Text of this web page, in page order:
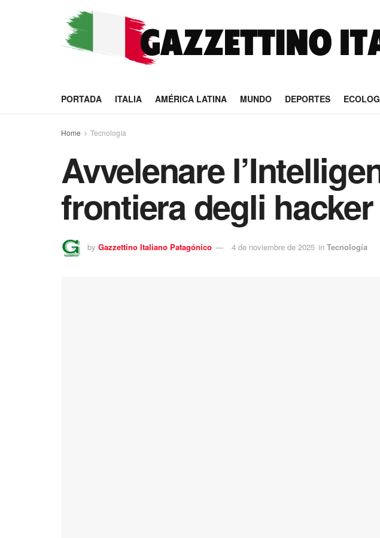
PORTADA ITALIA AMÉRICA LATINA MUNDO DEPORTES
Home Tecnología
Avvelenare
frontiera degli hacker
by Gazzettino Italiano Patagónico 4 de noviembre de 2025 in Tecnología